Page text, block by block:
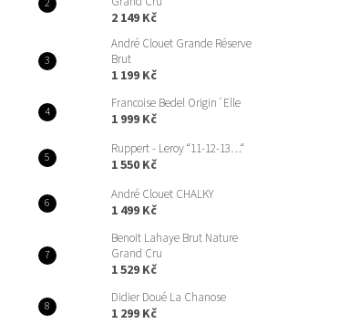
a
e
l
2 149 Kč
André Clouet Grande Réserve
Brut
1 199 Kč
Francoise Bedel Origin´Elle
1 999 Kč
Ruppert - Leroy “11-12-13…“
1 550 Kč
André Clouet CHALKY
1 499 Kč
Benoit Lahaye Brut Nature
Grand Cru
1 529 Kč
Didier Doué La Chanose
1 299 Kč